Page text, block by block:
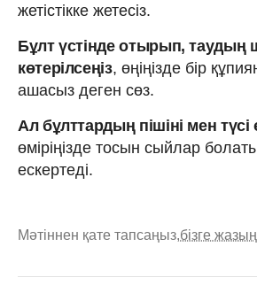
жетістікке жетесіз.
Бұлт үстінде отырып,
көтерілсеңіз, өңіңізде бір
ашасыз деген сөз.
Ал бұлттардың пішіні мен түсі
өміріңізде тосын сыйлар
ескертеді.
Мәтіннен қате тапсаңыз,бізге